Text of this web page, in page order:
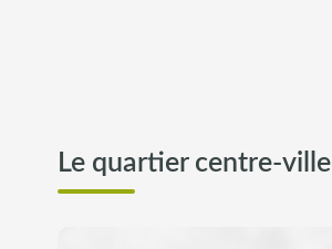
Le quartier centre-ville